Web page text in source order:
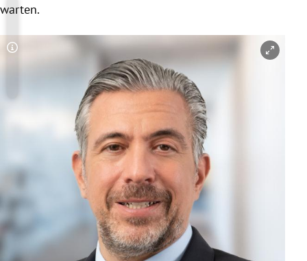
warten.
Copyright-Hinweis öffnen/schließen